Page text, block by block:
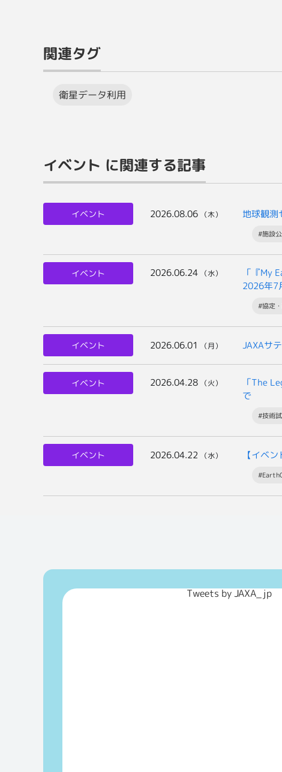
関連タグ
衛星データ利用
イベント に関連する記事
イベント 2026.08.06 （木） 地球観測
#施設
イベント 2026.06.24 （水）
「『My
2026年7
#協定
イベント 2026.06.01 （月） JAXAサ
イベント 2026.04.28 （火）
「The
で
#技術
イベント 2026.04.22 （水） 【イベ
Tweets by JAXA_jp